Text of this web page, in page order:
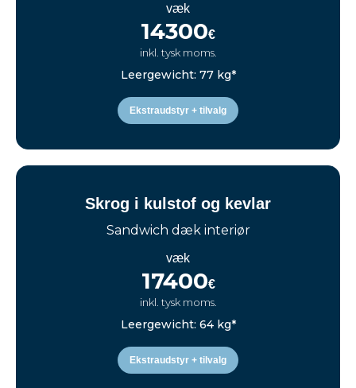
væk
14300€
inkl. tysk moms.
Leergewicht: 77 kg*
Ekstraudstyr + tilvalg
Skrog i kulstof og kevlar
Sandwich dæk interiør
væk
17400€
inkl. tysk moms.
Leergewicht: 64 kg*
Ekstraudstyr + tilvalg